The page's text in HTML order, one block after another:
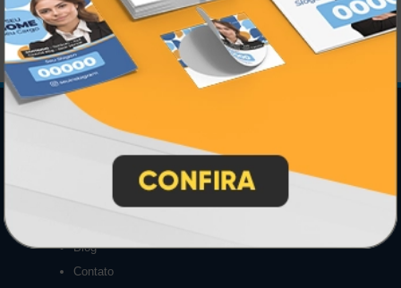
Central de Informações
GRÁFICA ATUAL CARD
Blog
Contato